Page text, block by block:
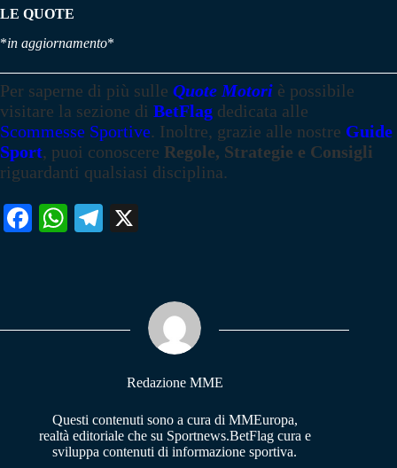
LE QUOTE
*in aggiornamento*
Per saperne di più sulle Quote Motori è possibile
visitare la sezione di BetFlag dedicata alle
Scommesse Sportive. Inoltre, grazie alle nostre Guide
Sport, puoi conoscere Regole, Strategie e Consigli
riguardanti qualsiasi disciplina.
Fa W
pp
Te
m
Redazione MME
Questi contenuti sono a cura di MMEuropa,
realtà editoriale che su Sportnews.BetFlag cura e
sviluppa contenuti di informazione sportiva.